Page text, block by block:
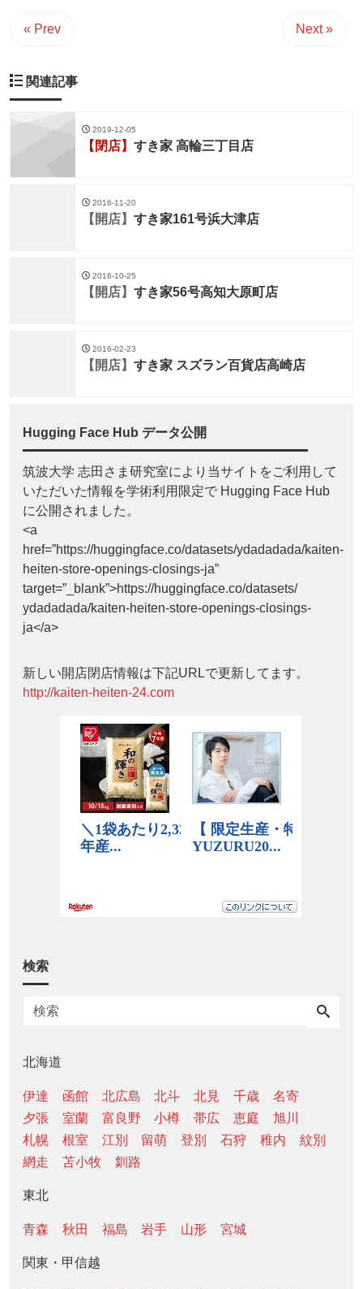
« Prev Next »
関連記事
2019-12-05
【閉店】 すき家 高輪三丁目店
2016-11-20
【開店】 すき家161号浜大津店
2016-10-25
【開店】 すき家56号高知大原町店
2016-02-23
【開店】 すき家 スズラン百貨店高崎店
Hugging Face Hub データ公開
筑波大学 志田さま研究室により当サイトをご利用して
いただいた情報を学術利用限定で Hugging Face Hub
に公開されました。
<a
href=”https://huggingface.co/datasets/ydadadada/kaiten-
heiten-store-openings-closings-ja”
target=”_blank”>https://huggingface.co/datasets/
ydadadada/kaiten-heiten-store-openings-closings-
ja</a>
新しい開店閉店情報は下記URLで更新してます。
http://kaiten-heiten-24.com
検索
北海道
伊達 函館 北広島 北斗 北見 千歳
名寄
夕張
室蘭 富良野 小樽 帯広 恵庭
旭川
札幌
根室 江別 留萌 登別 石狩 稚内
紋別
網走
苫小牧 釧路
東北
青森 秋田 福島 岩手 山形 宮城
関東・甲信越